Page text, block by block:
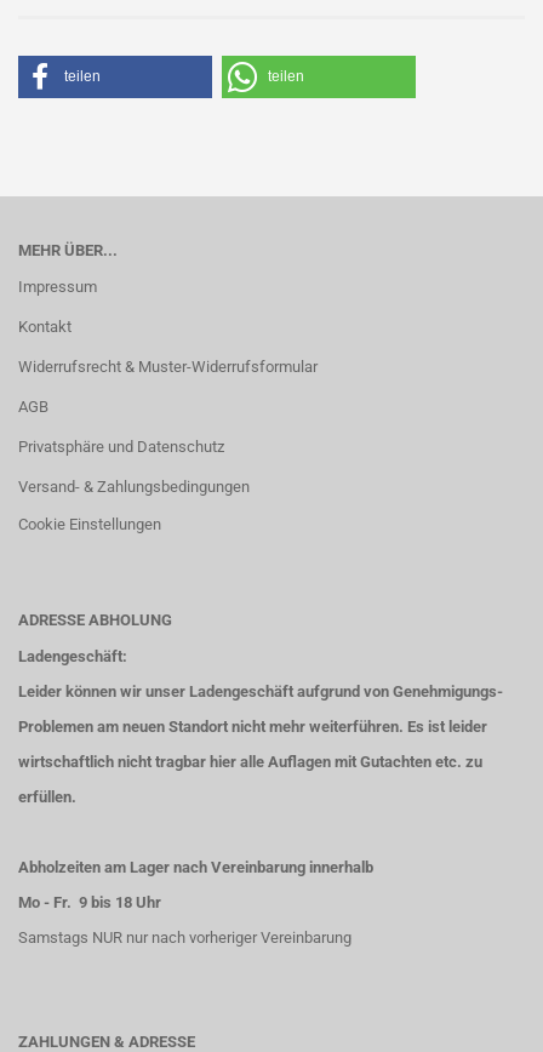
teilen teilen
MEHR ÜBER...
Impressum
Kontakt
Widerrufsrecht & Muster-Widerrufsformular
AGB
Privatsphäre und Datenschutz
Versand- & Zahlungsbedingungen
Cookie Einstellungen
ADRESSE ABHOLUNG
Ladengeschäft:
Leider können wir unser Ladengeschäft aufgrund von Genehmigungs-
Problemen am neuen Standort nicht mehr weiterführen. Es ist leider
wirtschaftlich nicht tragbar hier alle Auflagen mit Gutachten etc. zu
erfüllen.
Abholzeiten am Lager nach Vereinbarung innerhalb
Mo - Fr. 9 bis 18 Uhr
Samstags NUR nur nach vorheriger Vereinbarung
ZAHLUNGEN & ADRESSE